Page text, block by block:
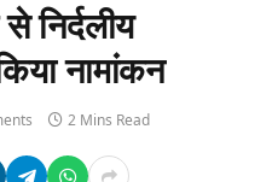
निर्दलीय
नामांकन
2 Mins Read